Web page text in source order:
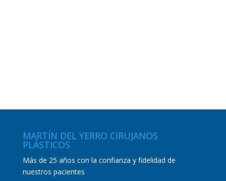
MARTÍN DEL YERRO CIRUJANOS
PLÁSTICOS
Más de 25 años con la confianza y fidelidad de
nuestros pacientes